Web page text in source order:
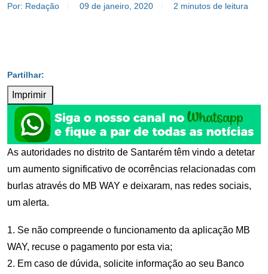
Por: Redação 09 de janeiro, 2020 2 minutos de leitura
Imprimir
As autoridades no distrito de Santarém têm vindo a detetar
um aumento significativo de ocorrências relacionadas com
burlas através do MB WAY e deixaram, nas redes sociais,
um alerta.
1. Se não compreende o funcionamento da aplicação MB
WAY, recuse o pagamento por esta via;
2. Em caso de dúvida, solicite informação ao seu Banco